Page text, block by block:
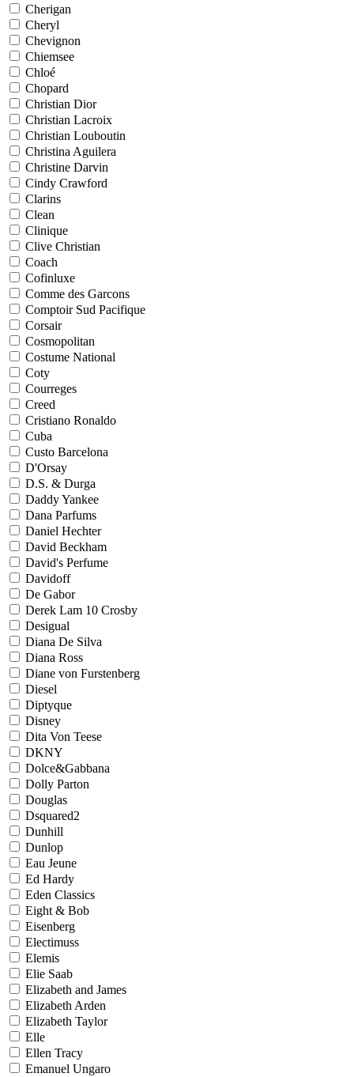
Cherigan
Cheryl
Chevignon
Chiemsee
Chloé
Chopard
Christian Dior
Christian Lacroix
Christian Louboutin
Christina Aguilera
Christine Darvin
Cindy Crawford
Clarins
Clean
Clinique
Clive Christian
Coach
Cofinluxe
Comme des Garcons
Comptoir Sud Pacifique
Corsair
Cosmopolitan
Costume National
Coty
Courreges
Creed
Cristiano Ronaldo
Cuba
Custo Barcelona
D'Orsay
D.S. & Durga
Daddy Yankee
Dana Parfums
Daniel Hechter
David Beckham
David's Perfume
Davidoff
De Gabor
Derek Lam 10 Crosby
Desigual
Diana De Silva
Diana Ross
Diane von Furstenberg
Diesel
Diptyque
Disney
Dita Von Teese
DKNY
Dolce&Gabbana
Dolly Parton
Douglas
Dsquared2
Dunhill
Dunlop
Eau Jeune
Ed Hardy
Eden Classics
Eight & Bob
Eisenberg
Electimuss
Elemis
Elie Saab
Elizabeth and James
Elizabeth Arden
Elizabeth Taylor
Elle
Ellen Tracy
Emanuel Ungaro